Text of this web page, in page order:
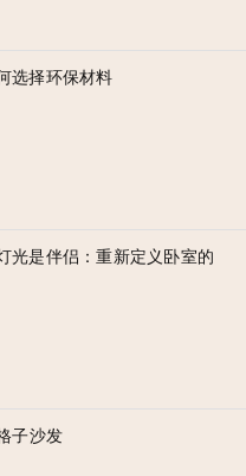
选择环保材料
光是伴侣：重新定义卧室的
子沙发